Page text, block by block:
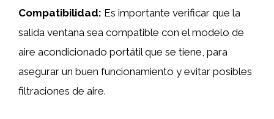
Compatibilidad: Es importante verificar que la
salida ventana sea compatible con el modelo de
aire acondicionado portátil que se tiene, para
asegurar un buen funcionamiento y evitar posibles
filtraciones de aire.